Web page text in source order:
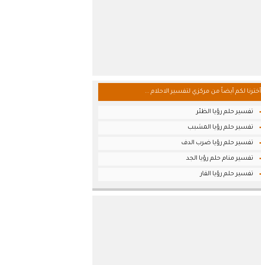
أخترنا لكم أيضاً من مركزي لتفسير الاحلام ...
تفسير حلم رؤيا الظئر
تفسير حلم رؤيا المشبب
تفسير حلم رؤيا ضرب الدف
تفسير منام حلم رؤيا الجد
تفسير حلم رؤيا القار